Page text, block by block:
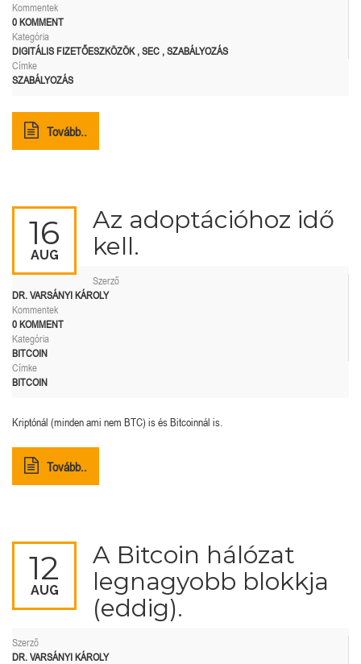
Kommentek
0 KOMMENT
Kategória
DIGITÁLIS FIZETŐESZKÖZÖK, SEC , SZABÁLYOZÁS
Címke
SZABÁLYOZÁS
Tovább..
16
AUG
Az adoptációhoz idő
kell.
Szerző
DR. VARSÁNYI KÁROLY
Kommentek
0 KOMMENT
Kategória
BITCOIN
Címke
BITCOIN
Kriptónál (minden ami nem BTC) is és Bitcoinnál is.
Tovább..
12
AUG
A Bitcoin hálózat
legnagyobb blokkja
(eddig).
Szerző
DR. VARSÁNYI KÁROLY